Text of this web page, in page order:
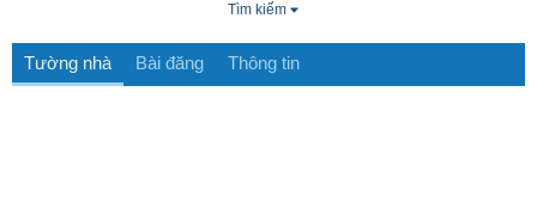
Tìm kiếm
Tường nhà Bài đăng Thông tin